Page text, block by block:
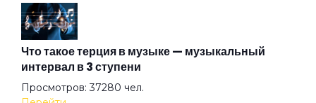
Василиск
Вернемся в Питер
Что такое терция в музыке — музыкальный
интервал в 3 ступени
Просмотров: 37280 чел.